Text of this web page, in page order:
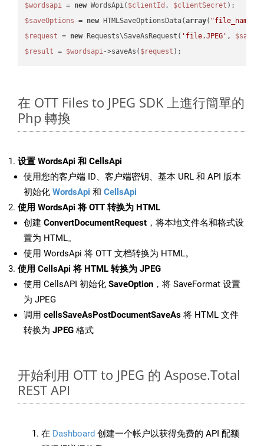
$wordsapi = new WordsApi( $clientId , $clientSecret
$saveOptions = new HTMLSaveOptionsData(array( "file_name"
$request = new Requests\SaveAsRequest( 'file.JPEG' ,
$result = $wordsapi->saveAs( $request
在 OTT Files to JPEG SDK 上進行簡單的
Php 轉換
设置 WordsApi 和 CellsApi
使用您的客户端 ID、客户端密钥、基本 URL 和 API 版本
初始化 WordsApi 和 CellsApi
使用 WordsApi 将 OTT 转换为 HTML
创建 ConvertDocumentRequest ，将本地文件名和格式设
置为 HTML。
使用 WordsApi 将 OTT 文档转换为 HTML。
使用 CellsApi 将 HTML 转换为 JPEG
使用 CellsAPI 初始化 SaveOption ，将 SaveFormat 设置
为 JPEG
调用 cellsSaveAsPostDocumentSaveAs 将 HTML 文件
转换为 JPEG 格式
开始利用 OTT to JPEG 的 Aspose.Total
REST API
在 Dashboard 创建一个帐户以获得免费的 API 配额